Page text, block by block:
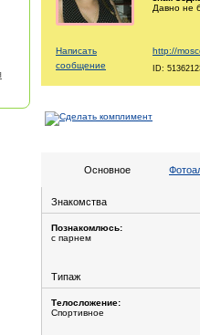
Давно не
Написать
сообщение
http://
ID:
Основное
Знакомства
Познакомлюсь:
с парнем
Типаж
Телосложение:
Спортивное